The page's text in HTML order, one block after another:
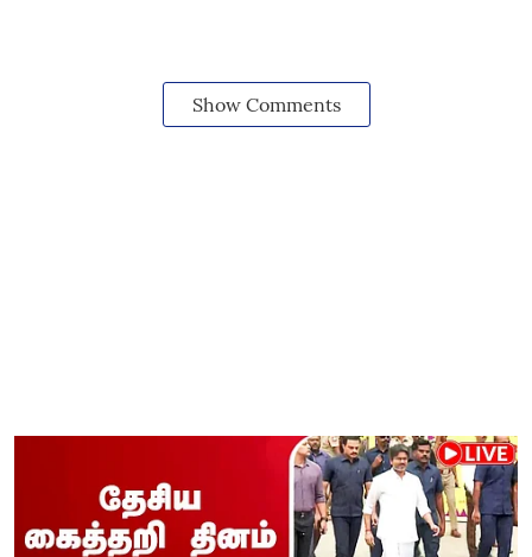
Show Comments